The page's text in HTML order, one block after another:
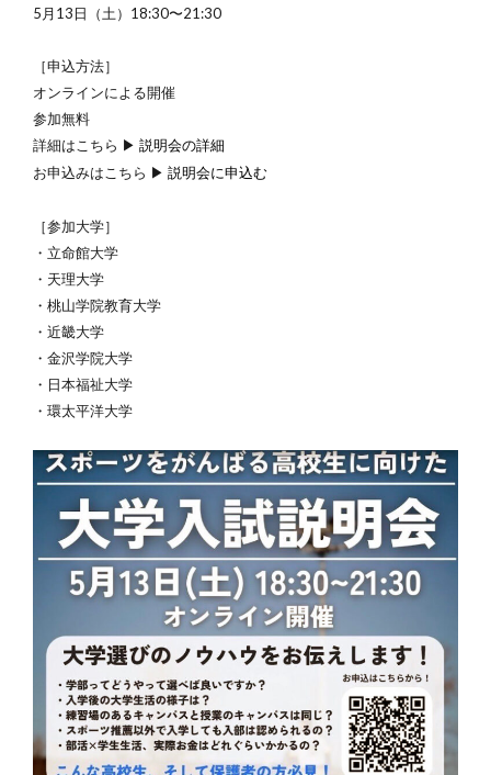
5月13日（土）18:30〜21:30
［申込方法］
オンラインによる開催
参加無料
詳細はこちら ▶ 説明会の詳細
お申込みはこちら ▶ 説明会に申込む
［参加大学］
・立命館大学
・天理大学
・桃山学院教育大学
・近畿大学
・金沢学院大学
・日本福祉大学
・環太平洋大学